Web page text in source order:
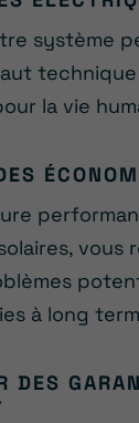
système
la vie
vous
à long
DES